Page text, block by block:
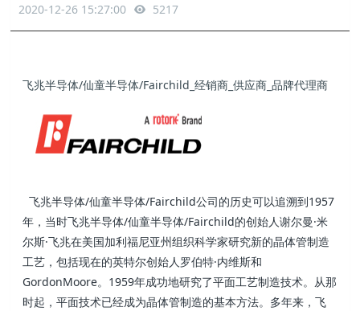
2020-12-26 15:27:00 5217
飞兆半导体/仙童半导体/Fairchild_经销商_供应商_品牌代理商
飞兆半导体/仙童半导体/Fairchild公司的历史可以追溯到1957
年，当时飞兆半导体/仙童半导体/Fairchild的创始人谢尔曼·米
尔斯·飞兆在美国加利福尼亚州组织科学家研究新的晶体管制造
工艺，包括现在的英特尔创始人罗伯特·内维斯和
GordonMoore。1959年成功地研究了平面工艺制造技术。从那
时起，平面技术已经成为晶体管制造的基本方法。多年来，飞